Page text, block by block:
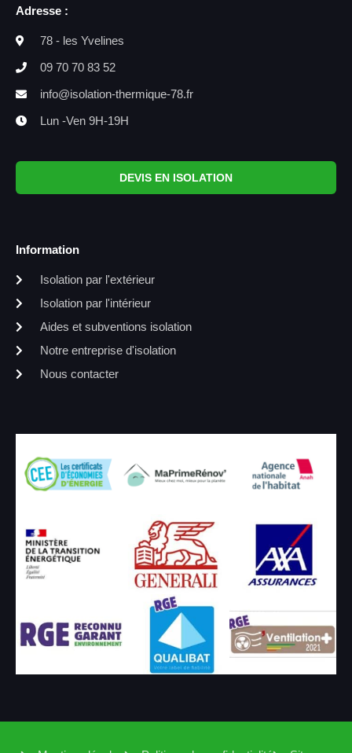
Adresse :
78 - les Yvelines
09 70 70 83 52
info@isolation-thermique-78.fr
Lun -Ven 9H-19H
DEVIS EN ISOLATION
Information
Isolation par l'extérieur
Isolation par l'intérieur
Aides et subventions isolation
Notre entreprise d'isolation
Nous contacter